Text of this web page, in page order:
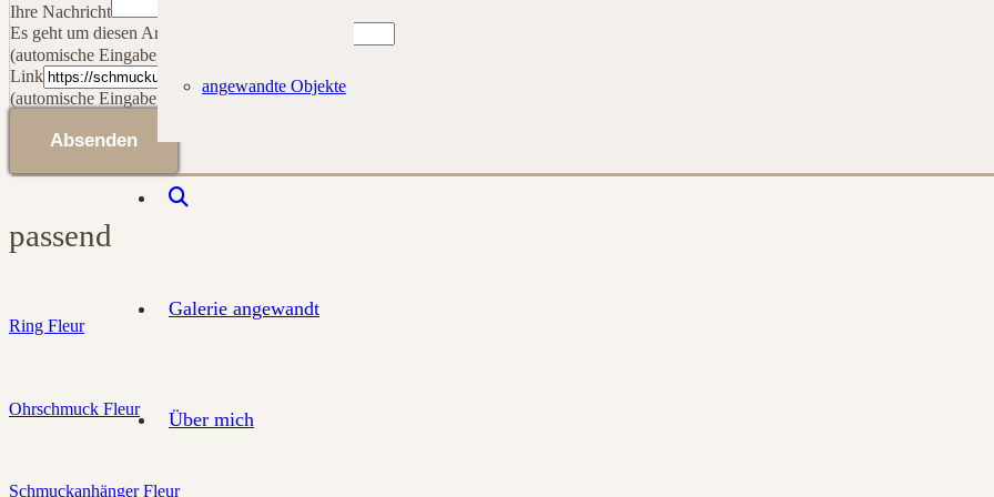
angewandte Objekte
Galerie angewandt
Über mich
diesen
Ihre Nachricht
Es geht um diesen Artikel
(automische Eingabe, bitte nicht ändern)
Link
(automische Eingabe, bitte nicht ändern)
Absenden
passend
Ring Fleur
Ohrschmuck Fleur
Schmuckanhänger Fleur